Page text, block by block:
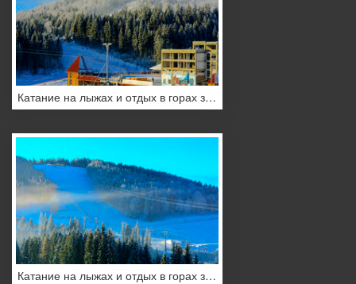
Катание на лыжах и отдых в горах зимой
Катание на лыжах и отдых в горах зимой